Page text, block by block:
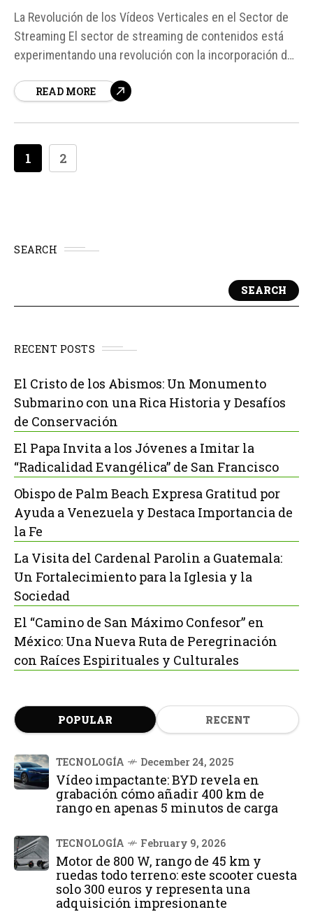
La Revolución de los Vídeos Verticales en el Sector de
Streaming El sector de streaming de contenidos está
experimentando una revolución con la incorporación de
Netflix y ahora Amazon Prime Video están trabajando en
READ MORE
1 2
SEARCH
SEARCH
RECENT POSTS
El Cristo de los Abismos: Un Monumento
Submarino con una Rica Historia y Desafíos
de Conservación
El Papa Invita a los Jóvenes a Imitar la
“Radicalidad Evangélica” de San Francisco
Obispo de Palm Beach Expresa Gratitud por
Ayuda a Venezuela y Destaca Importancia de
la Fe
La Visita del Cardenal Parolin a Guatemala:
Un Fortalecimiento para la Iglesia y la
Sociedad
El “Camino de San Máximo Confesor” en
México: Una Nueva Ruta de Peregrinación
con Raíces Espirituales y Culturales
POPULAR RECENT
TECNOLOGÍA December 24, 2025
Vídeo impactante: BYD revela en
grabación cómo añadir 400 km de
rango en apenas 5 minutos de carga
TECNOLOGÍA February 9, 2026
Motor de 800 W, rango de 45 km y
ruedas todo terreno: este scooter cuesta
solo 300 euros y representa una
adquisición impresionante